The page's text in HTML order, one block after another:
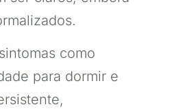
como
para dormir e